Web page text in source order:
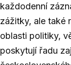
každodenní
zážitky, ale také
oblasti politiky,
poskytují řadu